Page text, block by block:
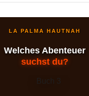
LA PALMA HAUTNAH
Welches Abenteuer
suchst du?